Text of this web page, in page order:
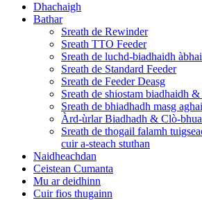
Dhachaigh
Bathar
Sreath de Rewinder
Sreath TTO Feeder
Sreath de luchd-biadhaidh
Sreath de Standard Feeder
Sreath de Feeder Deasg
Sreath de shiostam biadhaidh &
Sreath de bhiadhadh masg
Àrd-ùrlar Biadhadh & Clò-
Sreath de thogail falamh
cuir a-steach stuthan
Naidheachdan
Ceistean Cumanta
Mu ar deidhinn
Cuir fios thugainn